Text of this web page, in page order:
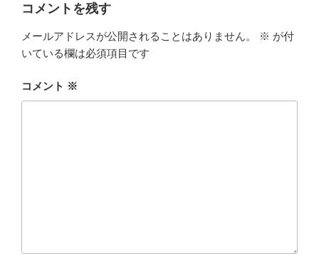
コメントを残す
メールアドレスが公開されることはありません。 ※ が付
いている欄は必須項目です
コメント ※